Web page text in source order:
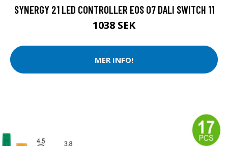
SYNERGY 21 LED CONTROLLER EOS 07 DALI SWITCH 11
1038 SEK
MER INFO!